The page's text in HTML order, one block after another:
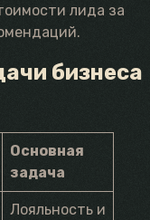
лида за
бизнеса
Основная
задача
Лояльность и